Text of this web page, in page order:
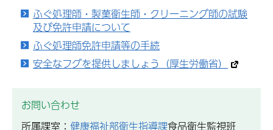
ふぐ処理師・製菓衛生師・クリーニング師の試験
及び免許申請について
ふぐ処理師免許申請等の手続
安全なフグを提供しましょう（厚生労働省）
お問い合わせ
所属課室： 健康福祉部衛生指導課食品衛生監視班